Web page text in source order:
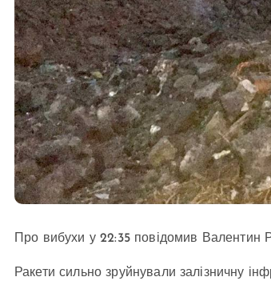
Про вибухи у 22:35 повідомив Валентин
Ракети сильно зруйнували залізничну